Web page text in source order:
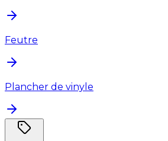
Feutre
Plancher de vinyle